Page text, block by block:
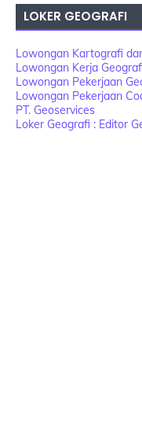
LOKER GEOGRAFI
Lowongan Kartografi
Lowongan Kerja
Lowongan Pekerjaan
Lowongan Pekerjaan
PT. Geoservices
Loker Geografi : Editor